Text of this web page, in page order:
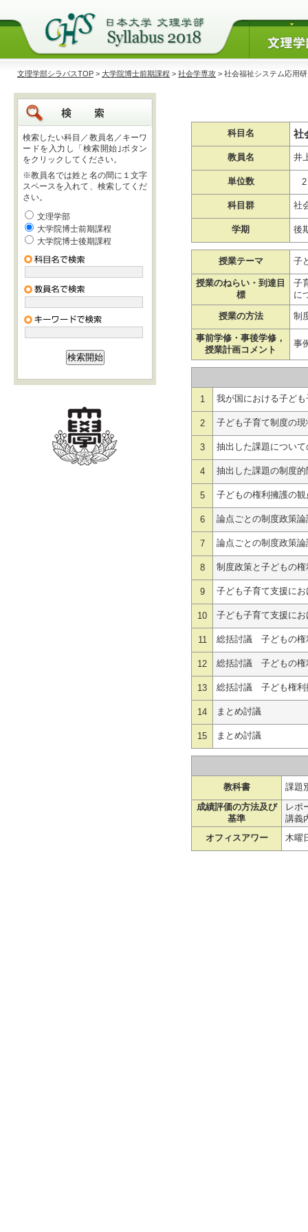
文理学部シラバスTOP > 大学院博士前期課程 > 社会学専攻 > 社会福祉システム応用
検索したい科目／教員名／キーワ
ードを入力し「検索開始｣ボタン
をクリックしてください。
※教員名では姓と名の間に１文字
スペースを入れて、検索してくだ
さい。
文理学部
大学院博士前期課程
大学院博士後期課程
科目名 社
教員名 井
単位数 2
科目群 社
学期 後
授業テーマ 子
授業のねらい・到達目
標
子
に
授業の方法 制
事前学修・事後学修，
授業計画コメント
事
1 我が国における子ど
2 子ども子育て制度の
3 抽出した課題につい
4 抽出した課題の制度
5 子どもの権利擁護の
6 論点ごとの制度政策論
7 論点ごとの制度政策論
8 制度政策と子どもの
9 子ども子育て支援に
10 子ども子育て支援に
11 総括討議 子どもの権
12 総括討議 子どもの権
13 総括討議 子ども権
14 まとめ討議
15 まとめ討議
教科書 課題
成績評価の方法及び
基準
レポ
講義
オフィスアワー
木曜